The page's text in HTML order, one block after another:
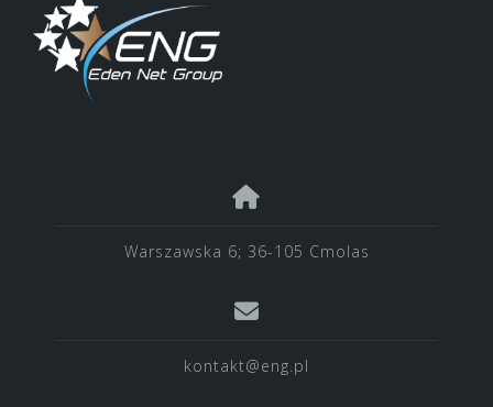
Warszawska 6; 36-105 Cmolas
kontakt@eng.pl